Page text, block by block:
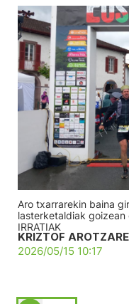
Aro txarrarekin baina
lasterketaldiak goizean
IRRATIAK
KRIZTOF
2026/05/15 10:17